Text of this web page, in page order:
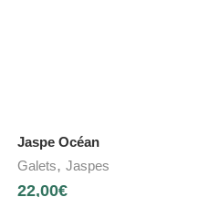
Jaspe Océan
Galets, Jaspes
22,00€